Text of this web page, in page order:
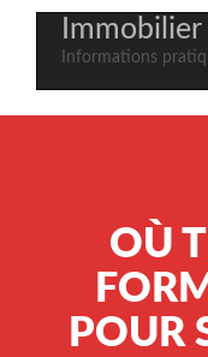
Informations
OÙ
POUR